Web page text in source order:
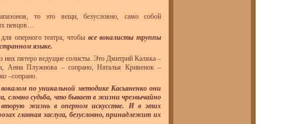
то это вещи, безусловно, само собой
певцов…
оперного театра, чтобы все вокалисты труппы
языке.
них пятеро ведущие солисты. Это Дмитрий Каляка –
Анна Плужнова – сопрано, Наталья Кривенок –
–сопрано.
по уникальной методике Касьяненко они
словно судьба, что бывает в жизни чрезвычайно
жизнь в оперном искусстве. И в этих
главная заслуга, безусловно, принадлежит их